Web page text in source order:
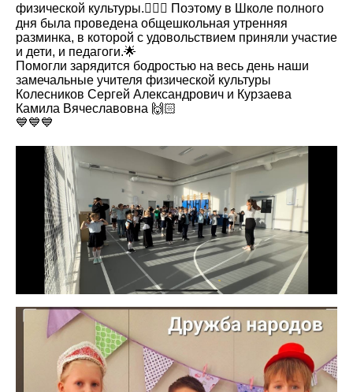
физической культуры.⛹🏼‍♀️ Поэтому в Школе полного
дня была проведена общешкольная утренняя
разминка, в которой с удовольствием приняли участие
и дети, и педагоги.🌟
Помогли зарядится бодростью на весь день наши
замечальные учителя физической культуры
Колесников Сергей Александрович и Курзаева
Камила Вячеславовна 🙌🏻
💙💙💙